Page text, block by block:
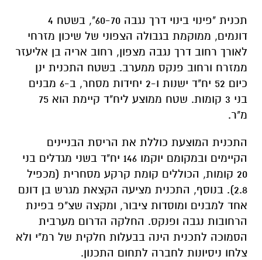
תכנית "פינוי בינוי דרך נגבה 60-70", בשטח 4
דונמים, ממוקמת בגבולה הצפוני של שיכון מזרחי
לאורך רחוב דרך נגבה מצפון, רחוב אריה בן אליעזר
ממזרח ורחוב פנקס ממערב. בשטח התכנית ינן
כיום 52 יח"ד ישנות ו-2 יחידות מסחר, ב-6 מבנים
בני 3 קומות. שטח ממוצע ליח"ד קיימת הוא 75
מ"ר.
התכנית המוצעת כוללת את הריסת הבניינים
הקיימים ובמקומם יוקמו 146 יח"ד בשני מגדלים בני
20 קומות, הכוללים קומת קרקע מסחרית (מכפיל
2.8). בנוסף, התכנית מציעה הקצאת מגרש בן דונם
אחד למבנים ומוסדות ציבור, ומקצה שצ"פ בפינת
הרחובות נגבה ופנקס. החלקה הדרום מערבית
הסמוכה לתכנית הינה בבעלות חלקית של רמ"י ולא
צלחו ניסיונות לחברה לתחום התכנון.